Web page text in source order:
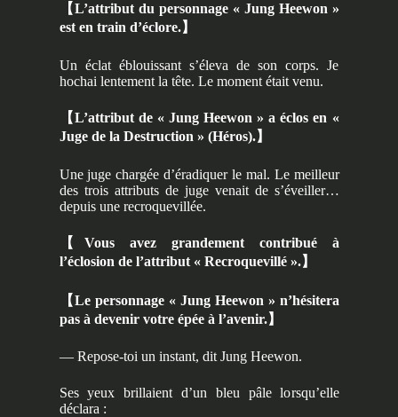
【L’attribut du personnage « Jung Heewon »
est en train d’éclore.】
Un éclat éblouissant s’éleva de son corps. Je
hochai lentement la tête. Le moment était venu.
【L’attribut de « Jung Heewon » a éclos en «
Juge de la Destruction » (Héros).】
Une juge chargée d’éradiquer le mal. Le meilleur
des trois attributs de juge venait de s’éveiller…
depuis une recroquevillée.
【Vous avez grandement contribué à
l’éclosion de l’attribut « Recroquevillé ».】
【Le personnage « Jung Heewon » n’hésitera
pas à devenir votre épée à l’avenir.】
— Repose-toi un instant, dit Jung Heewon.
Ses yeux brillaient d’un bleu pâle lorsqu’elle
déclara :